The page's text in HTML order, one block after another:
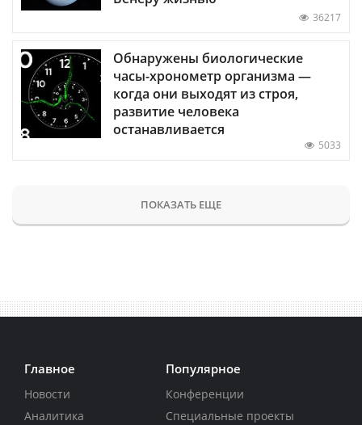
36217
Обнаружены биологические
часы-хронометр организма —
когда они выходят из строя,
развитие человека
останавливается
5033
ПОКАЗАТЬ ЕЩЕ
Главное
Новости
Аналитика
Популярное
Конференции
Специальные проекты